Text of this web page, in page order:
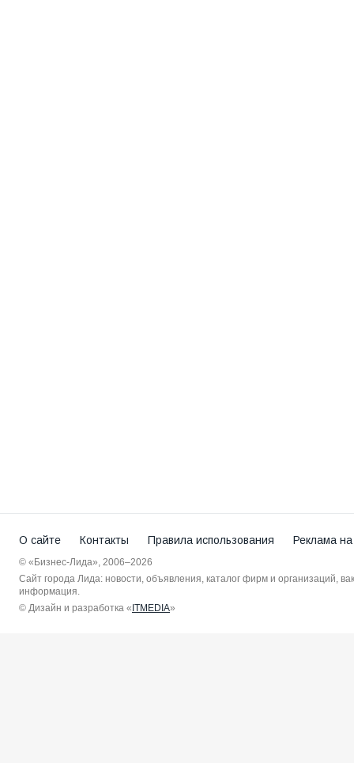
О сайте Контакты Правила использования Реклама
© «Бизнес-Лида», 2006–2026
Сайт города Лида: новости, объявления, каталог фирм и организаций,
информация.
© Дизайн и разработка «ITMEDIA»